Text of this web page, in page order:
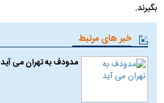
بگیرند.
خبر های مرتبط
مدودف به تهران می آید